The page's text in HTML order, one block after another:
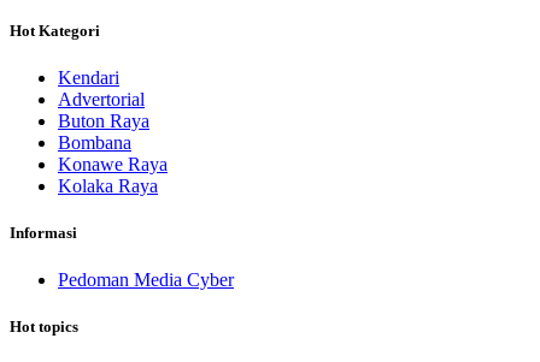
Hot Kategori
Kendari
Advertorial
Buton Raya
Bombana
Konawe Raya
Kolaka Raya
Informasi
Pedoman Media Cyber
Hot topics